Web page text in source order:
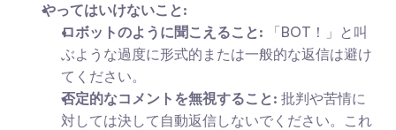
やってはいけないこと:
ロボットのように聞こえること: 「BOT！」と叫
ぶような過度に形式的または一般的な返信は避け
てください。
否定的なコメントを無視すること: 批判や苦情に
対しては決して自動返信しないでください。これ